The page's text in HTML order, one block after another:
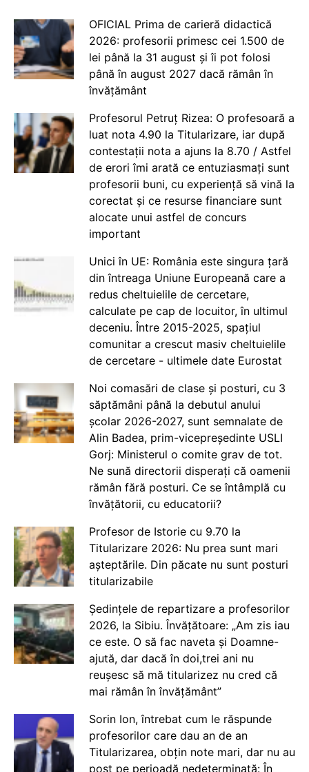
OFICIAL Prima de carieră didactică
2026: profesorii primesc cei 1.500 de
lei până la 31 august și îi pot folosi
până în august 2027 dacă rămân în
învățământ
Profesorul Petruț Rizea: O profesoară a
luat nota 4.90 la Titularizare, iar după
contestații nota a ajuns la 8.70 / Astfel
de erori îmi arată ce entuziasmați sunt
profesorii buni, cu experiență să vină la
corectat și ce resurse financiare sunt
alocate unui astfel de concurs
important
Unici în UE: România este singura țară
din întreaga Uniune Europeană care a
redus cheltuielile de cercetare,
calculate pe cap de locuitor, în ultimul
deceniu. Între 2015-2025, spațiul
comunitar a crescut masiv cheltuielile
de cercetare - ultimele date Eurostat
Noi comasări de clase și posturi, cu 3
săptămâni până la debutul anului
școlar 2026-2027, sunt semnalate de
Alin Badea, prim-vicepreședinte USLI
Gorj: Ministerul o comite grav de tot.
Ne sună directorii disperați că oamenii
rămân fără posturi. Ce se întâmplă cu
învățătorii, cu educatorii?
Profesor de Istorie cu 9.70 la
Titularizare 2026: Nu prea sunt mari
așteptările. Din păcate nu sunt posturi
titularizabile
Ședințele de repartizare a profesorilor
2026, la Sibiu. Învățătoare: „Am zis iau
ce este. O să fac naveta și Doamne-
ajută, dar dacă în doi,trei ani nu
reușesc să mă titularizez nu cred că
mai rămân în învățământ”
Sorin Ion, întrebat cum le răspunde
profesorilor care dau an de an
Titularizarea, obțin note mari, dar nu au
post pe perioadă nedeterminată: În